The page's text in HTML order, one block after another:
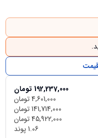
192,237,000 تومان
4,601,000تومان
141,714,000تومان
45,922,000تومان
1.06پوند